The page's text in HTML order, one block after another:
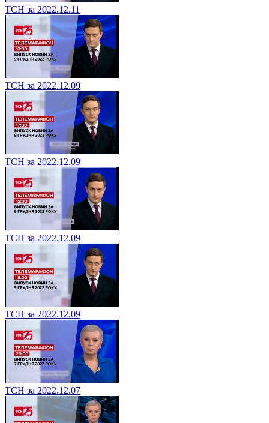
ТСН за 2022.12.11
ТСН за 2022.12.09
ТСН за 2022.12.09
ТСН за 2022.12.09
ТСН за 2022.12.09
ТСН за 2022.12.07